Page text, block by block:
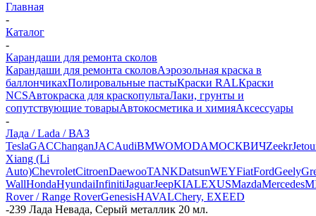
Главная
-
Каталог
-
Карандаши для ремонта сколов
Карандаши для ремонта сколовАэрозольная краска в
баллончикахПолировальные пастыКраски RALКраски
NCSАвтокраска для краскопультаЛаки, грунты и
сопутствующие товарыАвтокосметика и химияАксессуары
-
Лада / Lada / ВАЗ
TeslaGACChanganJACAudiBMWOMODAМОСКВИЧZeekr
Xiang (Li
Auto)ChevroletCitroenDaewooTANKDatsunWEYFiatFordGeely
WallHondaHyundaiInfinitiJaguarJeepKIALEXUSMazdaMercedes
Rover / Range RoverGenesisHAVALChery, EXEED
-239 Лада Невада, Серый металлик 20 мл.